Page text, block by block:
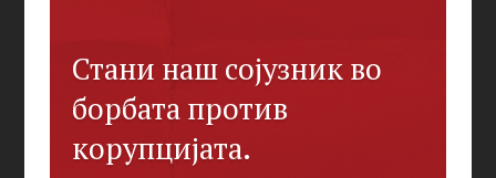
Стани наш сојузник во
борбата против
корупцијата.